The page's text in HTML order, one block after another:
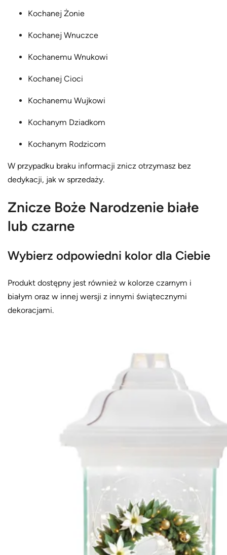
Kochanej Żonie
Kochanej Wnuczce
Kochanemu Wnukowi
Kochanej Cioci
Kochanemu Wujkowi
Kochanym Dziadkom
Kochanym Rodzicom
W przypadku braku informacji znicz otrzymasz bez
dedykacji, jak w sprzedaży.
Znicze Boże Narodzenie białe
lub czarne
Wybierz odpowiedni kolor dla Ciebie
Produkt dostępny jest również w kolorze czarnym i
białym oraz w innej wersji z innymi świątecznymi
dekoracjami.